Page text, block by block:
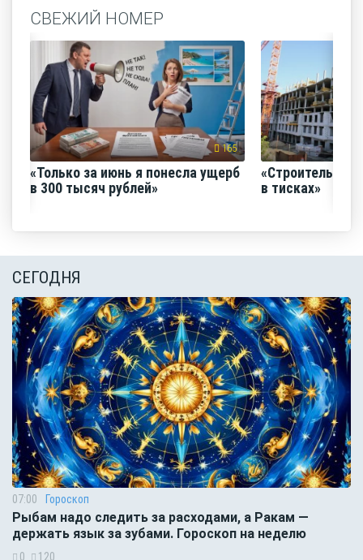
СВЕЖИЙ НОМЕР
165
«Только за июнь я понесла ущерб
в 300 тысяч рублей»
«Строительный
в тисках»
СЕГОДНЯ
07:00 Гороскоп
Рыбам надо следить за расходами, а Ракам —
держать язык за зубами. Гороскоп на неделю
0 120